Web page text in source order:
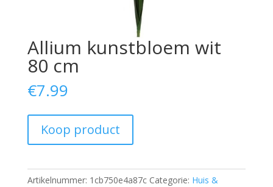
Allium kunstbloem wit
80 cm
€7.99
Koop product
Artikelnummer: 1cb750e4a87c Categorie: Huis &